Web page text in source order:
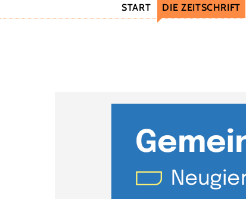
START DIE ZEITSCHRIFT